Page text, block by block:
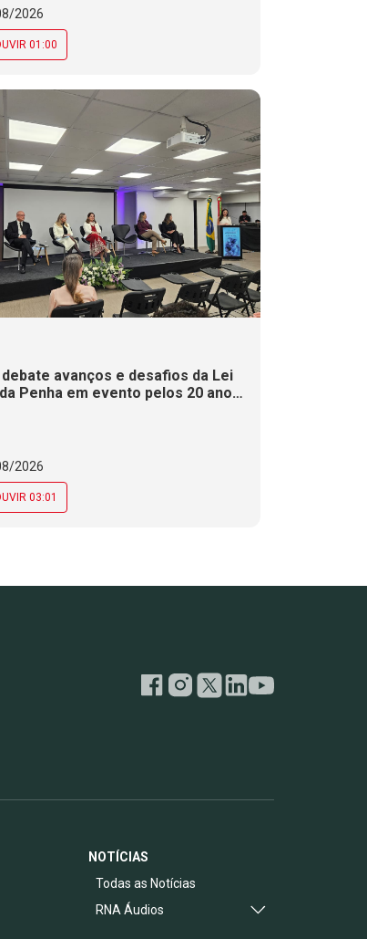
de Responsabilidade Social
(7)
2026
01:00
debate avanços e desafios da Lei
Penha em evento pelos 20 anos
2026
03:01
NOTÍCIAS
Todas as Notícias
RNA Áudios